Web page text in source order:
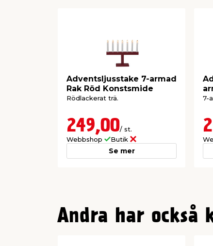
Adventsljusstake 7-armad
Rak Röd Konstsmide
Rödlackerat trä.
249,00/ st.
Webbshop
Butik
Se mer
7-
Andra har också